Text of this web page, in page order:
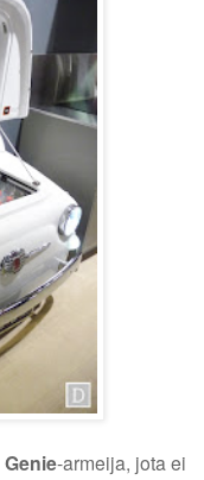
Genie-armeija, jota ei